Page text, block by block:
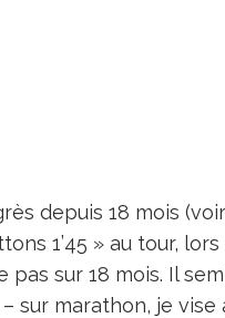
depuis 18 mois
1’45 » au tour, lors
pas sur 18 mois. Il
sur marathon, je vise